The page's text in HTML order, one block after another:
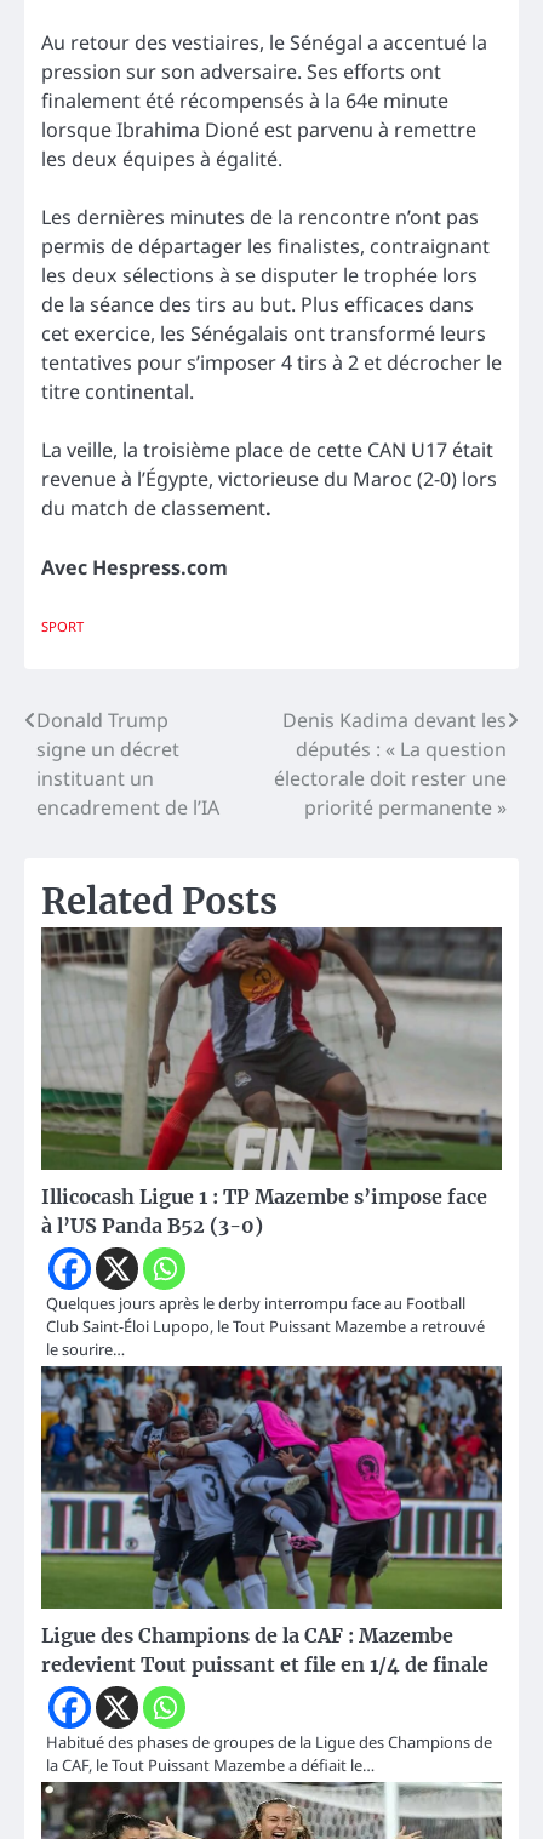
Au retour des vestiaires, le Sénégal a accentué la
pression sur son adversaire. Ses efforts ont
finalement été récompensés à la 64e minute
lorsque Ibrahima Dioné est parvenu à remettre
les deux équipes à égalité.
Les dernières minutes de la rencontre n’ont pas
permis de départager les finalistes, contraignant
les deux sélections à se disputer le trophée lors
de la séance des tirs au but. Plus efficaces dans
cet exercice, les Sénégalais ont transformé leurs
tentatives pour s’imposer 4 tirs à 2 et décrocher le
titre continental.
La veille, la troisième place de cette CAN U17 était
revenue à l’Égypte, victorieuse du Maroc (2-0) lors
du match de classement.
Avec Hespress.com
SPORT
Navigation
de
l’article
Donald Trump
signe un décret
instituant un
encadrement de l’IA
Denis Kadima devant les
députés : « La question
électorale doit rester une
priorité permanente »
Related Posts
Illicocash Ligue 1 : TP Mazembe s’impose face
à l’US Panda B52 (3-0)
Quelques jours après le derby interrompu face au Football
Club Saint-Éloi Lupopo, le Tout Puissant Mazembe a retrouvé
le sourire…
Ligue des Champions de la CAF : Mazembe
redevient Tout puissant et file en 1/4 de finale
Habitué des phases de groupes de la Ligue des Champions de
la CAF, le Tout Puissant Mazembe a défiait le…